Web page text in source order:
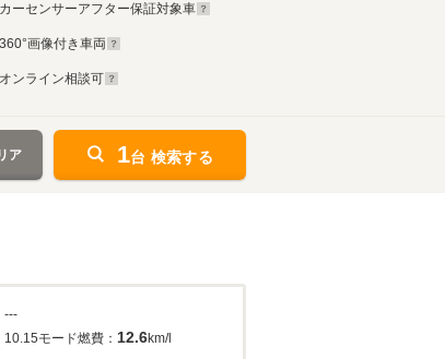
カーセンサーアフター保証対象車
360°画像付き車両
オンライン相談可
ア 1台 検索する
---
10.15モード燃費： 12.6km/l